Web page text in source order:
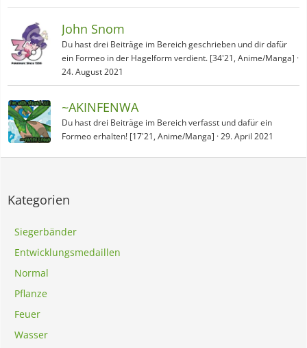
John Snom
Du hast drei Beiträge im Bereich geschrieben und dir dafür
ein Formeo in der Hagelform verdient. [34'21, Anime/Manga]
24. August 2021
~AKINFENWA
Du hast drei Beiträge im Bereich verfasst und dafür ein
Formeo erhalten! [17'21, Anime/Manga] 29. April 2021
Kategorien
Siegerbänder
Entwicklungsmedaillen
Normal
Pflanze
Feuer
Wasser